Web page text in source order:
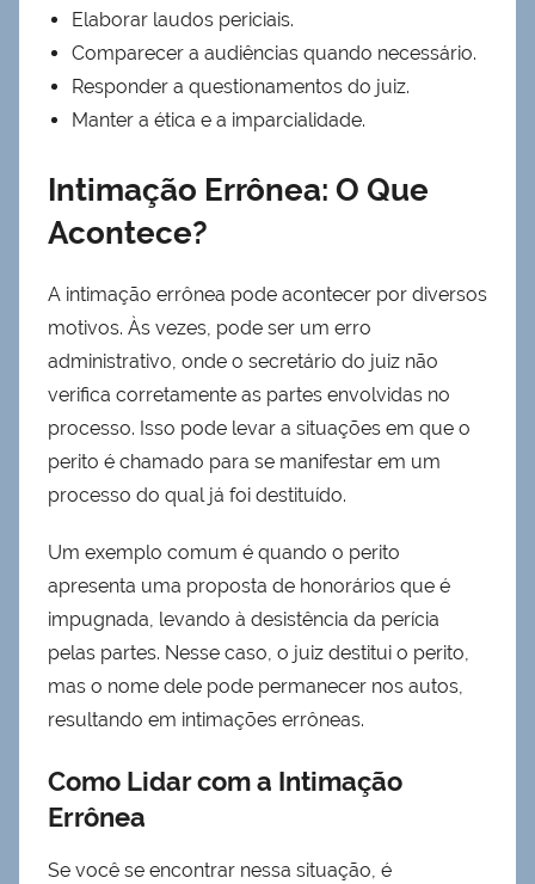
Elaborar laudos periciais.
Comparecer a audiências quando necessário.
Responder a questionamentos do juiz.
Manter a ética e a imparcialidade.
Intimação Errônea: O Que
Acontece?
A intimação errônea pode acontecer por diversos
motivos. Às vezes, pode ser um erro
administrativo, onde o secretário do juiz não
verifica corretamente as partes envolvidas no
processo. Isso pode levar a situações em que o
perito é chamado para se manifestar em um
processo do qual já foi destituído.
Um exemplo comum é quando o perito
apresenta uma proposta de honorários que é
impugnada, levando à desistência da perícia
pelas partes. Nesse caso, o juiz destitui o perito,
mas o nome dele pode permanecer nos autos,
resultando em intimações errôneas.
Como Lidar com a Intimação
Errônea
Se você se encontrar nessa situação, é